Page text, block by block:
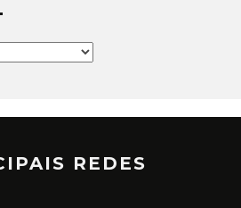
REDES